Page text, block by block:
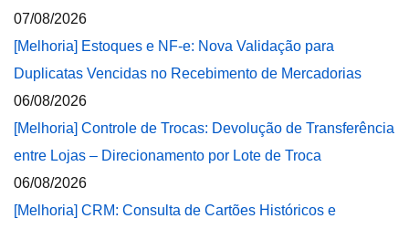
07/08/2026
[Melhoria] Estoques e NF-e: Nova Validação para
Duplicatas Vencidas no Recebimento de Mercadorias
06/08/2026
[Melhoria] Controle de Trocas: Devolução de Transferência
entre Lojas – Direcionamento por Lote de Troca
06/08/2026
[Melhoria] CRM: Consulta de Cartões Históricos e